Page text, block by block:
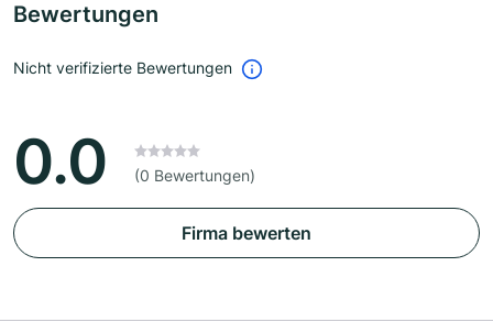
Bewertungen
Nicht verifizierte Bewertungen
0.0 (0 Bewertungen)
Firma bewerten